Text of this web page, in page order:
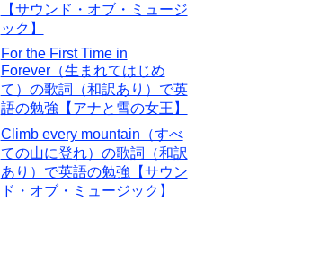
【サウンド・オブ・ミュージ
ック】
For the First Time in
Forever（生まれてはじめ
て）の歌詞（和訳あり）で英
語の勉強【アナと雪の女王】
Climb every mountain（すべ
ての山に登れ）の歌詞（和訳
あり）で英語の勉強【サウン
ド・オブ・ミュージック】